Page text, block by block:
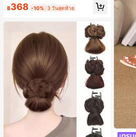
#1 ขายดี
ใน กระเป๋า เสื้อคลุมลำลอง
ลูกค้ากลับมาซื้อซ้ำ!
฿368 -10% 3 วันสุดท้าย